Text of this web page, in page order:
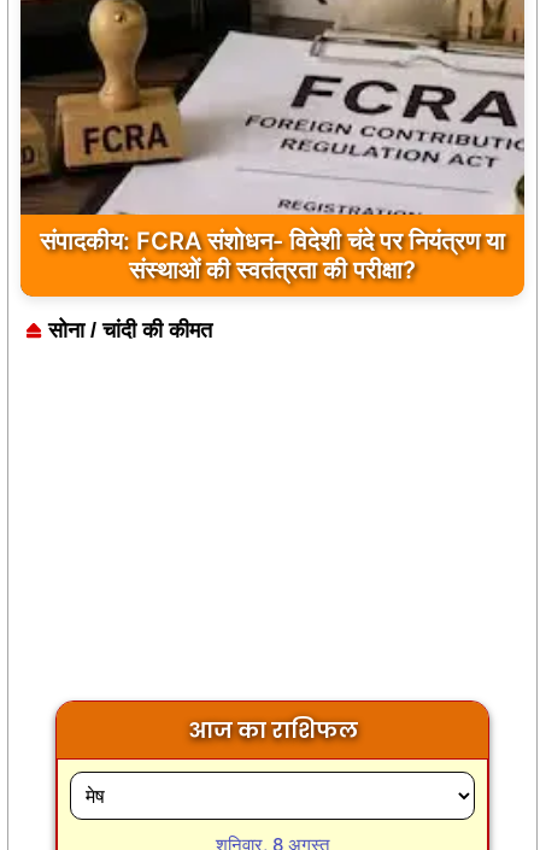
संपादकीय: FCRA संशोधन- विदेशी चंदे पर नियंत्रण या
संस्थाओं की स्वतंत्रता की परीक्षा?
सोना / चांदी की कीमत
आज का राशिफल
शनिवार, 8 अगस्त